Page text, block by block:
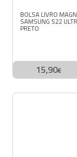
BOLSA LIVRO
SAMSUNG S22
PRETO
15,90€